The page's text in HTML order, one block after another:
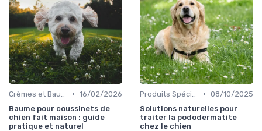
• 16/02/2026
Baume pour coussinets de
chien fait maison : guide
pratique et naturel
• 08/10/2025
Solutions naturelles pour
traiter la pododermatite
chez le chien